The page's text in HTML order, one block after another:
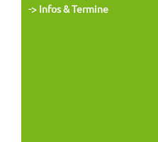
-> Infos & Termine